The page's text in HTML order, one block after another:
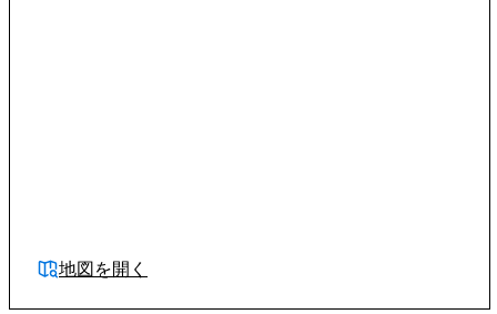
地図を開く